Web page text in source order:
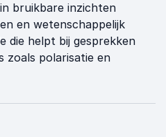
bruikbare inzichten
en wetenschappelijk
die helpt bij gesprekken
zoals polarisatie en